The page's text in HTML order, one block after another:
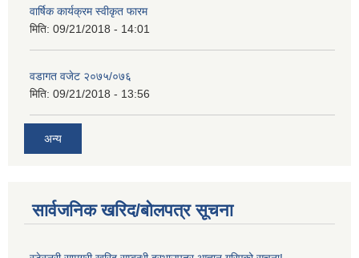
वार्षिक कार्यक्रम स्वीकृत फारम
मिति: 09/21/2018 - 14:01
वडागत वजेट २०७५/०७६
मिति: 09/21/2018 - 13:56
अन्य
सार्वजनिक खरिद/बोलपत्र सूचना